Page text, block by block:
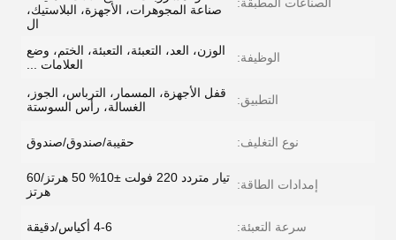
صناعة المجوهرات، الأجهزة، البلاستيك،
ال
الوظيفة:
الوزن، العد، التعبئة، التعبئة، الختم، وضع
العلامات ...
التطبيق:
قفل الأجهزة، المسمار، الترباس، الجوز،
الغسالة، رأس السوستة
نوع التغليف: حقيبة/صندوق/صندوق
إمدادات الطاقة:
تيار متردد 220 فولت ±10% 50 هرتز/60
هرتز
سرعة التعبئة: 4-6 أكياس/دقيقة